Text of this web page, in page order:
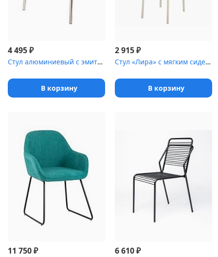
4 495₽
Стул алюминиевый с эмитацией ротанга
В корзину
2 915₽
Стул «Лира» с мягким сиденьем [(окрашенный каркас)]
В корзину
11 750₽ 6 610₽